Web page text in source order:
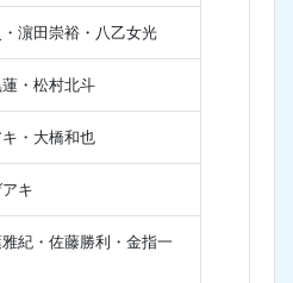
濵田崇裕・八乙女光
・松村北斗
・大橋和也
キ
紀・佐藤勝利・金指一